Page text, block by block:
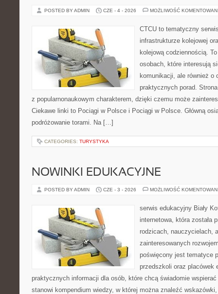
POSTED BY ADMIN CZE - 4 - 2026 MOŻLIWOŚĆ
CTCU to tematyczny
infrastrukturze kolejowej
kolejową codziennością.
osobach, które interesują
komunikacji, ale również
praktycznych porad.
z popularnonaukowym charakterem, dzięki czemu może
Ciekawe linki to Pociągi w Polsce i Pociągi w Polsce. Główną
podróżowanie torami. Na […]
CATEGORIES: TURYSTYKA
NOWINKI EDUKACYJNE
POSTED BY ADMIN CZE - 3 - 2026 MOŻLIWOŚĆ
serwis edukacyjny Biały
internetowa, która została
rodzicach, nauczycielach,
zainteresowanych
poświęcony jest tematyce
przedszkoli oraz placówek
praktycznych informacji dla osób, które chcą świadomie
stanowi kompendium wiedzy, w której można znaleźć